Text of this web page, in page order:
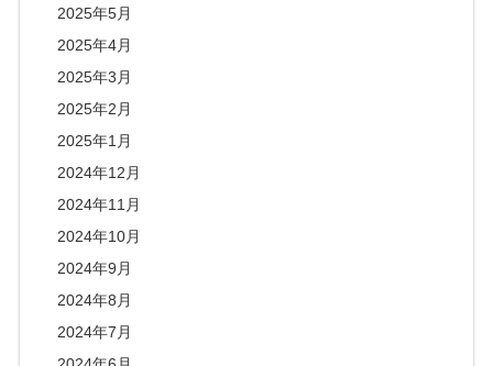
2025年5月
2025年4月
2025年3月
2025年2月
2025年1月
2024年12月
2024年11月
2024年10月
2024年9月
2024年8月
2024年7月